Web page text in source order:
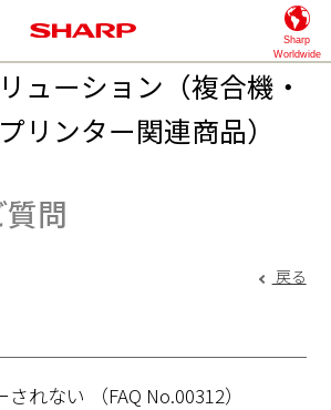
Sharp
Worldwide
ューション（複合機・
リンター関連商品）
問
戻る
されない （FAQ No.00312）